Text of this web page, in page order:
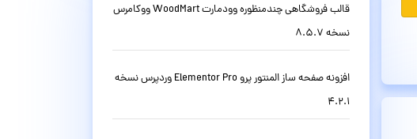
قالب فروشگاهی چندمنظوره وودمارت WoodMart ووکامرس
نسخه 8.5.7
افزونه صفحه ساز المنتور پرو Elementor Pro وردپرس نسخه
4.2.1